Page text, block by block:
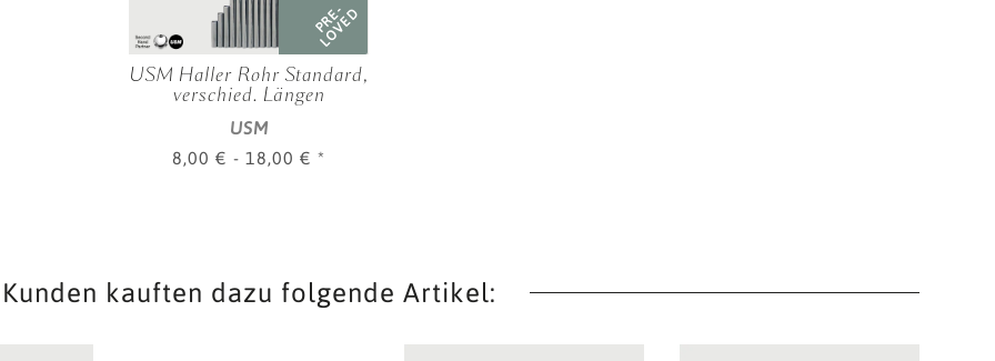
PRE-
LOVED
USM Haller Rohr Standard,
verschied. Längen
USM
8,00 € - 18,00 € *
Kunden kauften dazu folgende Artikel: